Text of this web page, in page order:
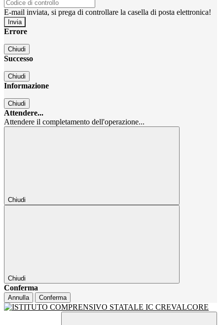
E-mail inviata, si prega di controllare la casella di posta elettronica!
Errore
Chiudi
Successo
Chiudi
Informazione
Chiudi
Attendere...
Attendere il completamento dell'operazione...
Chiudi
Chiudi
Conferma
Annulla Conferma